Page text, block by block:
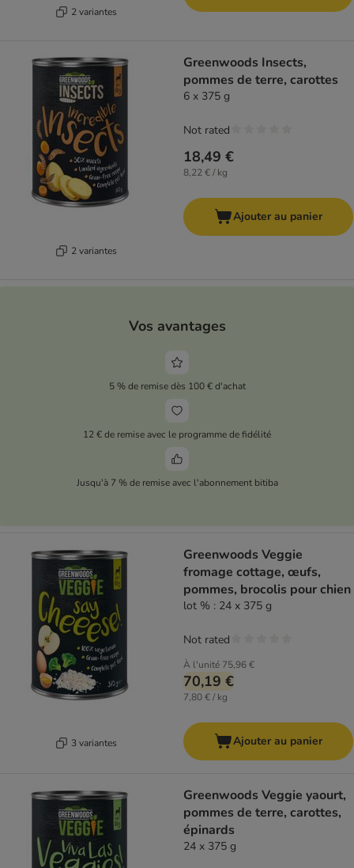
2 variantes
2 variantes
Greenwoods Insects,
pommes de terre, carottes
6 x 375 g
18,49 €
8,22 € / kg
Not rated
Ajouter au panier
Vos avantages
5 % de remise dès 100 € d'achat
12 € de remise avec le programme de fidélité
Jusqu'à 7 % de remise avec l'abonnement bitiba
3 variantes
Greenwoods Veggie
fromage cottage, œufs,
pommes, brocolis pour chien
lot % : 24 x 375 g
À l'unité 75,96 €
70,19 €
7,80 € / kg
Not rated
Ajouter au panier
Greenwoods Veggie yaourt,
pommes de terre, carottes,
épinards
24 x 375 g